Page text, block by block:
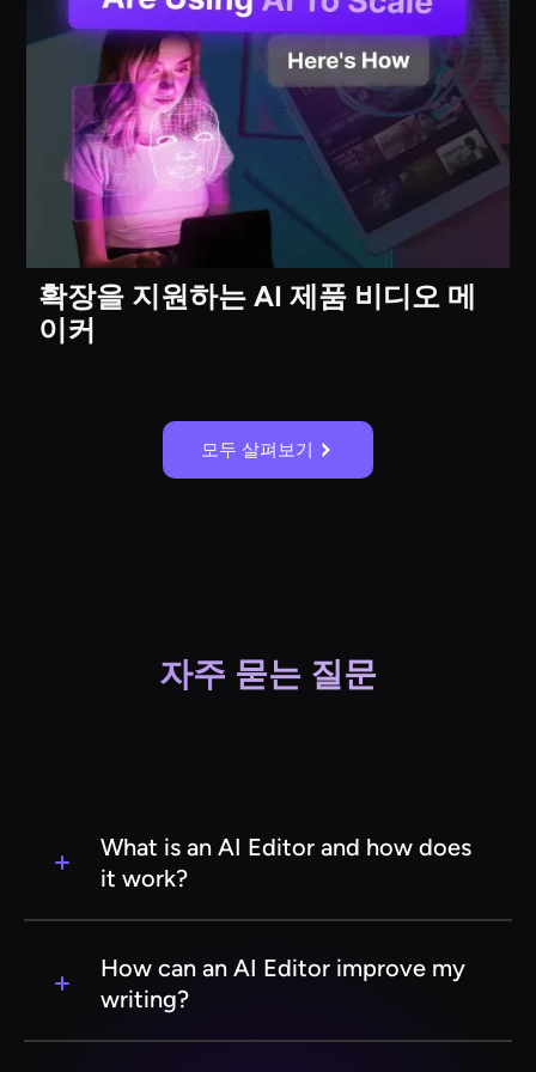
확장을 지원하는 AI 제품 비디오 메
이커
모두 살펴보기
자주 묻는 질문
What is an AI Editor and how does
it work?
intelligence to assist in editing written content.
It analyzes text for grammar, style, and
How can an AI Editor improve my
writing?